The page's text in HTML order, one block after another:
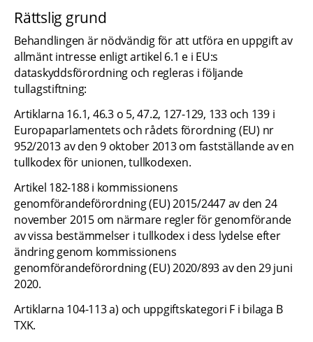
Rättslig grund
Behandlingen är nödvändig för att utföra en uppgift av
allmänt intresse enligt artikel 6.1 e i EU:s
dataskyddsförordning och regleras i följande
tullagstiftning:
Artiklarna 16.1, 46.3 o 5, 47.2, 127-129, 133 och 139 i
Europaparlamentets och rådets förordning (EU) nr
952/2013 av den 9 oktober 2013 om fastställande av en
tullkodex för unionen, tullkodexen.
Artikel 182-188 i kommissionens
genomförandeförordning (EU) 2015/2447 av den 24
november 2015 om närmare regler för genomförande
av vissa bestämmelser i tullkodex i dess lydelse efter
ändring genom kommissionens
genomförandeförordning (EU) 2020/893 av den 29 juni
2020.
Artiklarna 104-113 a) och uppgiftskategori F i bilaga B
TXK.